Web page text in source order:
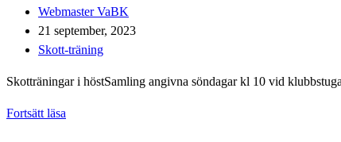
Inläggsförfattare:
Webmaster VaBK
Inlägget
publicerat:
21 september, 2023
Inläggskategori:
Skott-träning
Skotträningar i höstSamling angivna söndagar kl 10 vid
Fortsätt läsa